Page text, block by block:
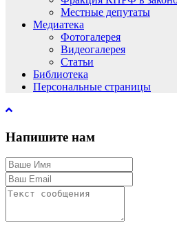
Местные депутаты
Медиатека
Фотогалерея
Видеогалерея
Статьи
Библиотека
Персональные страницы
Напишите нам